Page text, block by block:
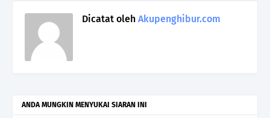
Dicatat oleh Akupenghibur.com
ANDA MUNGKIN MENYUKAI SIARAN INI